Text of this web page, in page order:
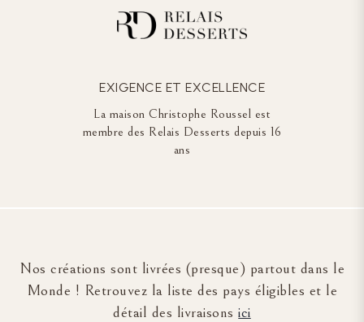
EXIGENCE ET EXCELLENCE
La maison Christophe Roussel est
membre des Relais Desserts depuis 16
ans
Nos créations sont livrées (presque) partout dans le
Monde ! Retrouvez la liste des pays éligibles et le
détail des livraisonsici